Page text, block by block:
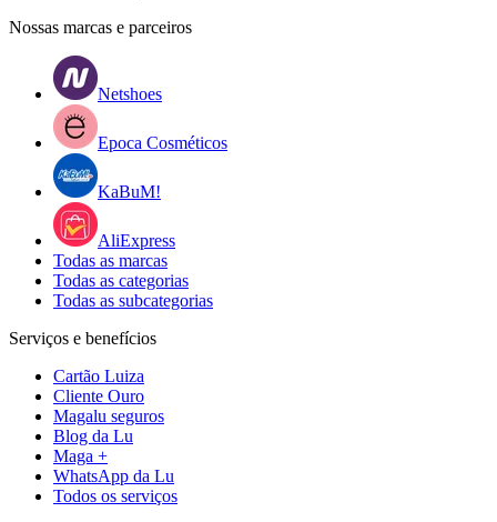
Nossas marcas e parceiros
Netshoes
Epoca Cosméticos
KaBuM!
AliExpress
Todas as marcas
Todas as categorias
Todas as subcategorias
Serviços e benefícios
Cartão Luiza
Cliente Ouro
Magalu seguros
Blog da Lu
Maga +
WhatsApp da Lu
Todos os serviços